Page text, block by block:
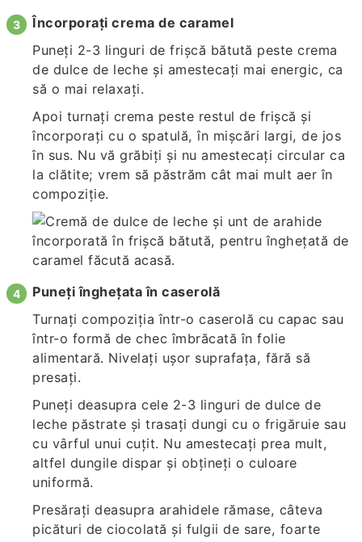
Încorporați crema de caramel
Puneți 2-3 linguri de frișcă bătută peste crema
de dulce de leche și amestecați mai energic, ca
să o mai relaxați.
Apoi turnați crema peste restul de frișcă și
încorporați cu o spatulă, în mișcări largi, de jos
în sus. Nu vă grăbiți și nu amestecați circular ca
la clătite; vrem să păstrăm cât mai mult aer în
compoziție.
Puneți înghețata în caserolă
Turnați compoziția într-o caserolă cu capac sau
într-o formă de chec îmbrăcată în folie
alimentară. Nivelați ușor suprafața, fără să
presați.
Puneți deasupra cele 2-3 linguri de dulce de
leche păstrate și trasați dungi cu o frigăruie sau
cu vârful unui cuțit. Nu amestecați prea mult,
altfel dungile dispar și obțineți o culoare
uniformă.
Presărați deasupra arahidele rămase, câteva
picături de ciocolată și fulgii de sare, foarte